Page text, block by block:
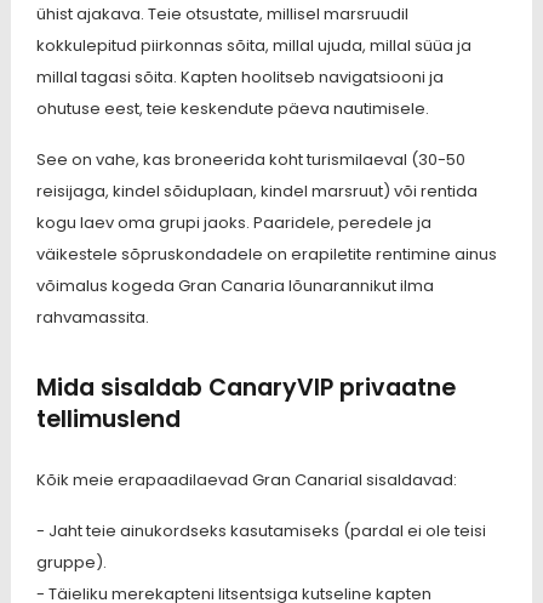
ühist ajakava. Teie otsustate, millisel marsruudil
kokkulepitud piirkonnas sõita, millal ujuda, millal süüa ja
millal tagasi sõita. Kapten hoolitseb navigatsiooni ja
ohutuse eest, teie keskendute päeva nautimisele.
See on vahe, kas broneerida koht turismilaeval (30-50
reisijaga, kindel sõiduplaan, kindel marsruut) või rentida
kogu laev oma grupi jaoks. Paaridele, peredele ja
väikestele sõpruskondadele on erapiletite rentimine ainus
võimalus kogeda Gran Canaria lõunarannikut ilma
rahvamassita.
Mida sisaldab CanaryVIP privaatne
tellimuslend
Kõik meie erapaadilaevad Gran Canarial sisaldavad:
- Jaht teie ainukordseks kasutamiseks (pardal ei ole teisi
gruppe).
- Täieliku merekapteni litsentsiga kutseline kapten